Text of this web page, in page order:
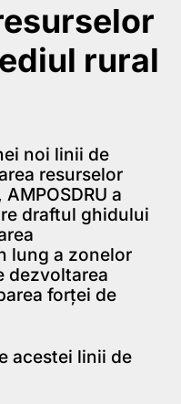
rural
noi linii de
resurselor
a
draftul ghidului
lung a zonelor
dezvoltarea
forţei de
acestei linii de